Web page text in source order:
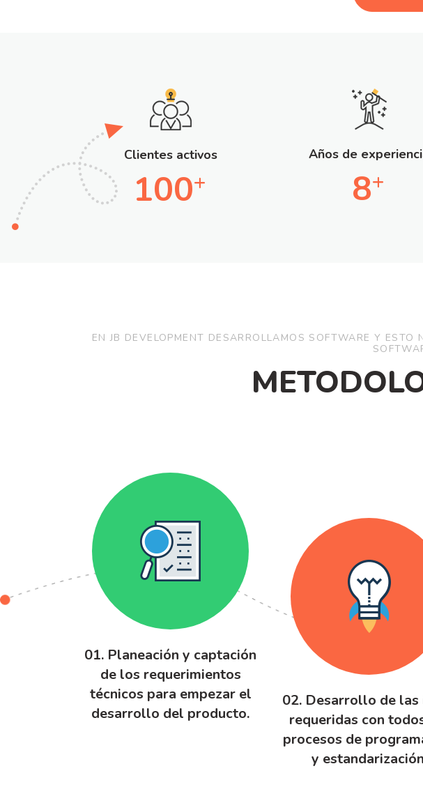
Clientes activos
100+
Años de
8+
EN JB DEVELOPMENT DESARROLLAMOS SOFTWARE Y
01. Planeación y captación
de los requerimientos
técnicos para empezar el
desarrollo del producto.
02. Desarrollo de las
requeridas con
procesos de
y